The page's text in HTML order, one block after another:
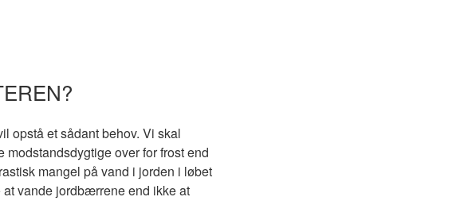
opstå et sådant behov. Vi skal
over for frost end
mangel på vand i jorden i løbet
vande jordbærrene end ikke at